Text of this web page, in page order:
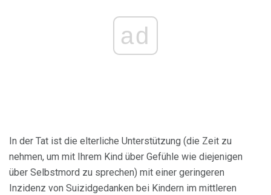
ad
In der Tat ist die elterliche Unterstützung (die Zeit zu
nehmen, um mit Ihrem Kind über Gefühle wie diejenigen
über Selbstmord zu sprechen) mit einer geringeren
Inzidenz von Suizidgedanken bei Kindern im mittleren